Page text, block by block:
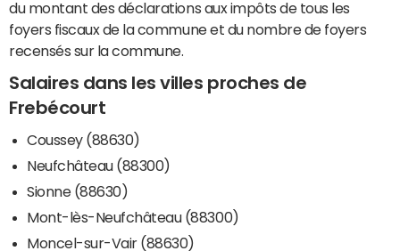
du montant des déclarations aux impôts de tous les
foyers fiscaux de la commune et du nombre de foyers
recensés sur la commune.
Salaires dans les villes proches de
Frebécourt
Coussey (88630)
Neufchâteau (88300)
Sionne (88630)
Mont-lès-Neufchâteau (88300)
Moncel-sur-Vair (88630)